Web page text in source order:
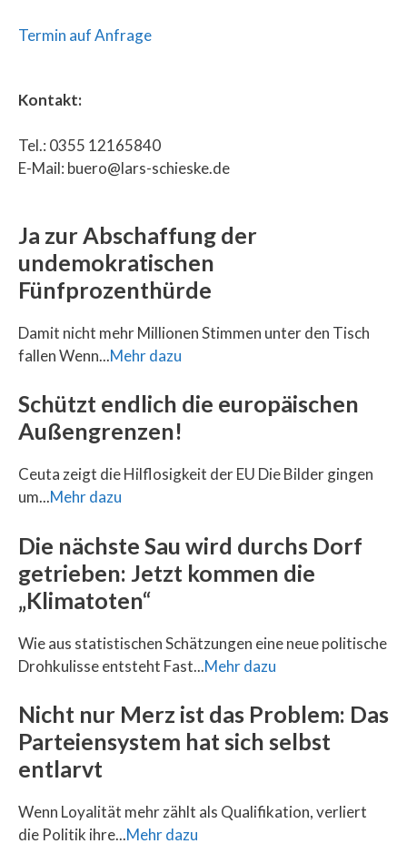
Termin auf Anfrage
Kontakt:
Tel.: 0355 12165840
E-Mail: buero@lars-schieske.de
Ja zur Abschaffung der
undemokratischen
Fünfprozenthürde
Damit nicht mehr Millionen Stimmen unter den Tisch
fallen Wenn...Mehr dazu
Schützt endlich die europäischen
Außengrenzen!
Ceuta zeigt die Hilflosigkeit der EU Die Bilder gingen
um...Mehr dazu
Die nächste Sau wird durchs Dorf
getrieben: Jetzt kommen die
„Klimatoten“
Wie aus statistischen Schätzungen eine neue politische
Drohkulisse entsteht Fast...Mehr dazu
Nicht nur Merz ist das Problem: Das
Parteiensystem hat sich selbst
entlarvt
Wenn Loyalität mehr zählt als Qualifikation, verliert
die Politik ihre...Mehr dazu